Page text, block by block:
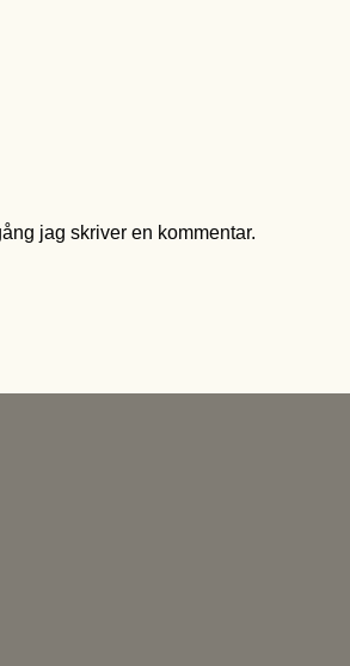
jag skriver en kommentar.